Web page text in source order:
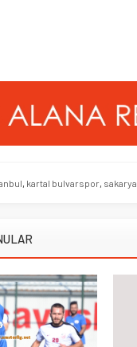
, kartal bulvarspor, sakarya